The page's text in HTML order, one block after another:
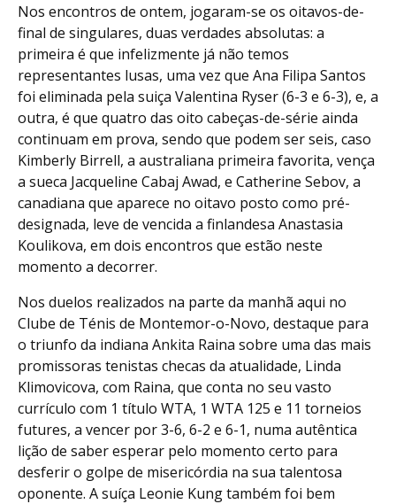
Nos encontros de ontem, jogaram-se os oitavos-de-
final de singulares, duas verdades absolutas: a
primeira é que infelizmente já não temos
representantes lusas, uma vez que Ana Filipa Santos
foi eliminada pela suiça Valentina Ryser (6-3 e 6-3), e, a
outra, é que quatro das oito cabeças-de-série ainda
continuam em prova, sendo que podem ser seis, caso
Kimberly Birrell, a australiana primeira favorita, vença
a sueca Jacqueline Cabaj Awad, e Catherine Sebov, a
canadiana que aparece no oitavo posto como pré-
designada, leve de vencida a finlandesa Anastasia
Koulikova, em dois encontros que estão neste
momento a decorrer.
Nos duelos realizados na parte da manhã aqui no
Clube de Ténis de Montemor-o-Novo, destaque para
o triunfo da indiana Ankita Raina sobre uma das mais
promissoras tenistas checas da atualidade, Linda
Klimovicova, com Raina, que conta no seu vasto
currículo com 1 título WTA, 1 WTA 125 e 11 torneios
futures, a vencer por 3-6, 6-2 e 6-1, numa autêntica
lição de saber esperar pelo momento certo para
desferir o golpe de misericórdia na sua talentosa
oponente. A suíça Leonie Kung também foi bem